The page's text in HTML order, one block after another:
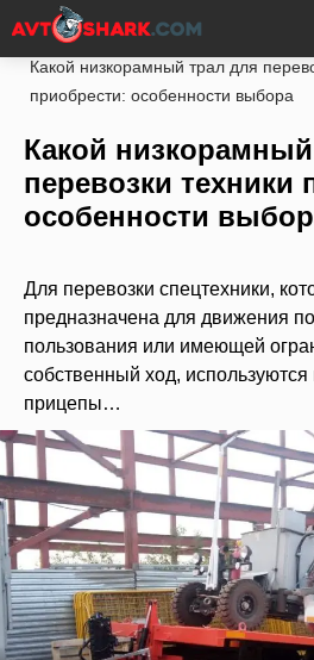
Главная Статьи
Новости
Какой низкорамный трал для
приобрести: особенности выбора
Какой
перевозки техники
особенности
Для перевозки спецтехники,
предназначена для движения
пользования или имеющей
собственный ход,
прицепы…